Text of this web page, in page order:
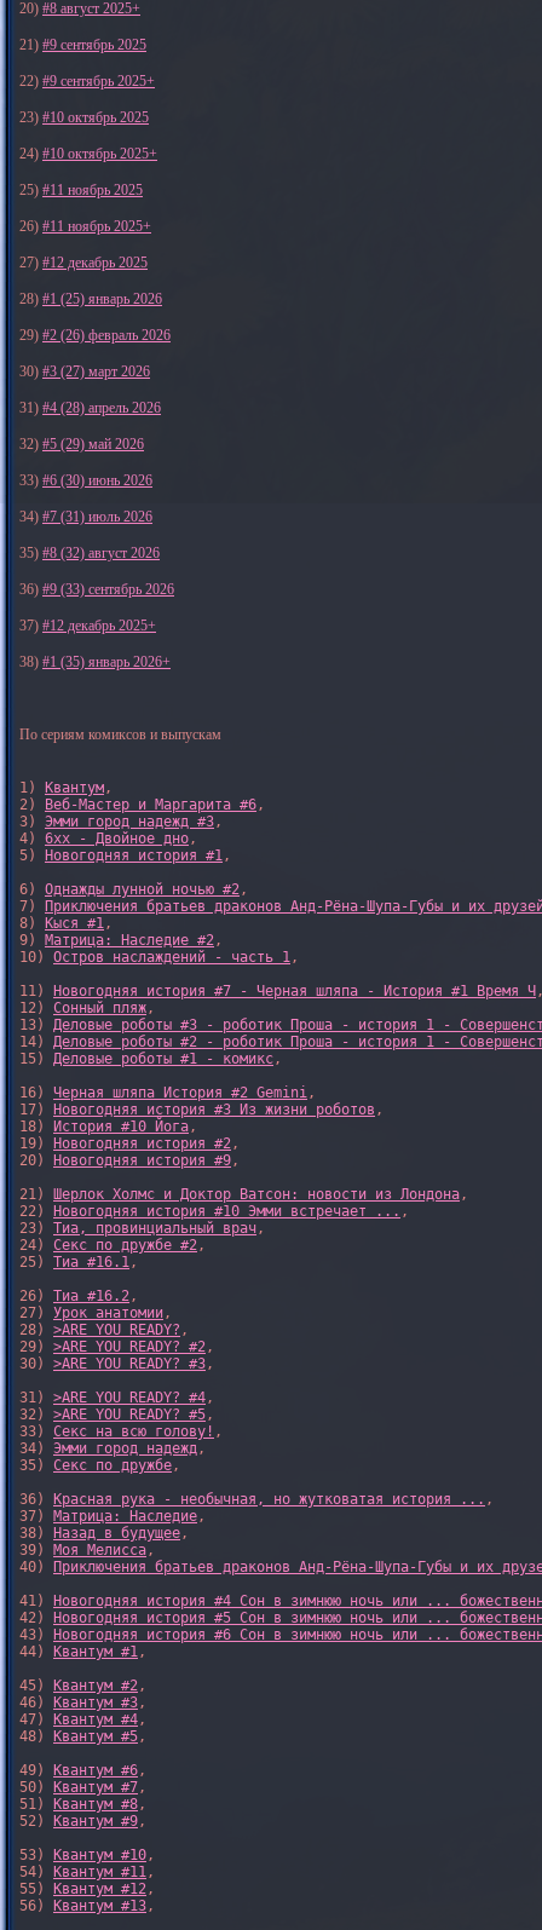
20) #8 август 2025+
21) #9 сентябрь 2025
22) #9 сентябрь 2025+
23) #10 октябрь 2025
24) #10 октябрь 2025+
25) #11 ноябрь 2025
26) #11 ноябрь 2025+
27) #12 декабрь 2025
28) #1 (25) январь 2026
29) #2 (26) февраль 2026
30) #3 (27) март 2026
31) #4 (28) апрель 2026
32) #5 (29) май 2026
33) #6 (30) июнь 2026
34) #7 (31) июль 2026
35) #8 (32) август 2026
36) #9 (33) сентябрь 2026
37) #12 декабрь 2025+
38) #1 (35) январь 2026+
По сериям комиксов и выпускам
1) Квантум,
2)
Веб-Мастер и Маргарита #6,
3) Эмми город надежд #3,
4) 6xx - Двойное дно,
5)
Новогодняя история #1,
6) Однажды лунной ночью #2,
7)
Приключения братьев драконов Анд-Рёна-Шупа-Губы и их
8)
Кыся #1,
9) Матрица: Наследие #2,
10) Остров наслаждений - часть 1,
11)
Новогодняя история #7 - Черная шляпа - История #1 Время Ч
12) Сонный пляж,
13) Деловые роботы #3 - роботик Проша - история 1 -
14) Деловые роботы #2 - роботик Проша - история 1 -
15) Деловые роботы #1 - комикс,
16) Черная шляпа История #2 Gemini,
17)
Новогодняя история #3 Из жизни роботов ,
18)
История #10 Йога,
19)
Новогодняя история #2,
20)
Новогодняя история #9,
21) Шерлок Холмс и Доктор Ватсон: новости из Лондона,
22)
Новогодняя история #10 Эмми встречает ... ,
23) Тиа, провинциальный врач,
24) Секс по дружбе #2,
25) Тиа #16.1,
26) Тиа #16.2,
27) Урок анатомии,
28) >ARE YOU READY? ,
29) >ARE YOU READY? #2,
30) >ARE YOU READY? #3,
31) >ARE YOU READY? #4,
32) >ARE YOU READY? #5,
33) Секс на всю голову! ,
34) Эмми город надежд,
35) Секс по дружбе,
36)
Красная рука - необычная, но жутковатая история ... ,
37) Матрица: Наследие,
38)
Назад в будущее,
39) Моя Мелисса,
40)
Приключения братьев драконов Анд-Рёна-Шупа-Губы и их
41)
Новогодняя история #4 Сон в зимнюю ночь или ...
42)
Новогодняя история #5 Сон в зимнюю ночь или ...
43)
Новогодняя история #6 Сон в зимнюю ночь или ...
44)
Квантум #1,
45)
Квантум #2,
46)
Квантум #3,
47)
Квантум #4,
48)
Квантум #5,
49)
Квантум #6,
50)
Квантум #7,
51)
Квантум #8,
52)
Квантум #9,
53)
Квантум #10,
54)
Квантум #11,
55)
Квантум #12,
56)
Квантум #13,